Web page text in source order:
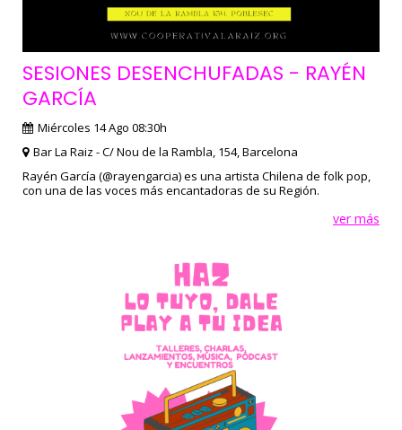
SESIONES DESENCHUFADAS - RAYÉN
GARCÍA
Miércoles 14 Ago 08:30h
Bar La Raiz - C/ Nou de la Rambla, 154, Barcelona
Rayén García (@rayengarcia) es una artista Chilena de folk pop,
con una de las voces más encantadoras de su Región.
ver más